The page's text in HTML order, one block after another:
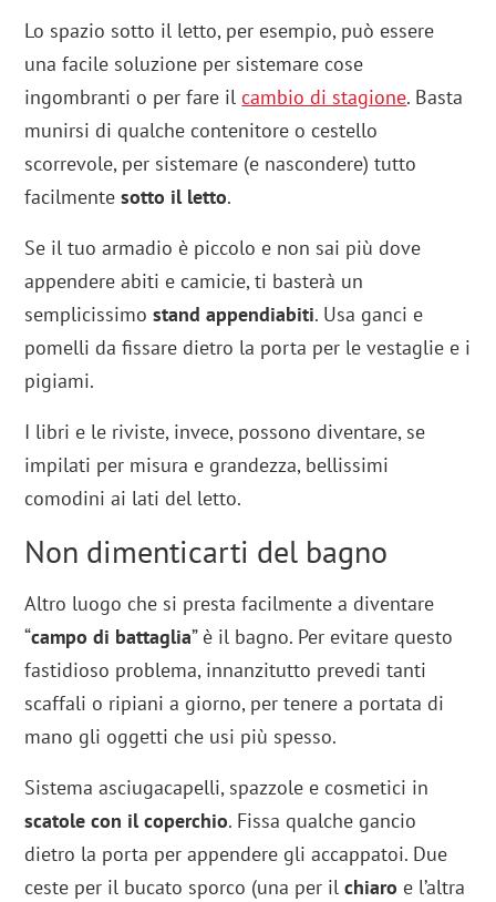
Lo spazio sotto il letto, per esempio, può essere
una facile soluzione per sistemare cose
ingombranti o per fare ilcambio di stagione. Basta
munirsi di qualche contenitore o cestello
scorrevole, per sistemare (e nascondere) tutto
facilmentesotto il letto.
Se il tuo armadio è piccolo e non sai più dove
appendere abiti e camicie, ti basterà un
semplicissimostand appendiabiti. Usa ganci e
pomelli da fissare dietro la porta per le vestaglie e i
pigiami.
I libri e le riviste, invece, possono diventare, se
impilati per misura e grandezza, bellissimi
comodini ai lati del letto.
Non dimenticarti del bagno
Altro luogo che si presta facilmente a diventare
“campo di battaglia” è il bagno. Per evitare questo
fastidioso problema, innanzitutto prevedi tanti
scaffali o ripiani a giorno, per tenere a portata di
mano gli oggetti che usi più spesso.
Sistema asciugacapelli, spazzole e cosmetici in
scatole con il coperchio. Fissa qualche gancio
dietro la porta per appendere gli accappatoi. Due
ceste per il bucato sporco (una per ilchiaro e l’altra